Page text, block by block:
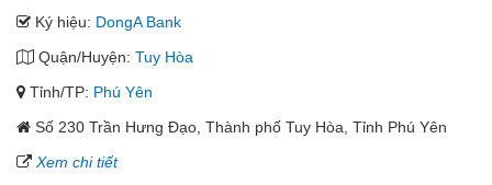
Ký hiệu: DongA Bank
Quận/Huyện: Tuy Hòa
Tỉnh/TP: Phú Yên
Số 230 Trần Hưng Đạo, Thành phố Tuy Hòa, Tỉnh Phú Yên
Xem chi tiết